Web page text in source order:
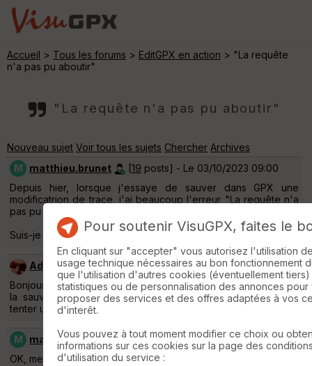
Accueil > Tous les forums > EditGPX en action > "La requête
n'a pas pu aboutir"
"La requête n'a pas pu aboutir"
Nouveau sujet Voir tous les sujets Chercher Archives
M
matthieu.brunet [19 posts] - Le 03/10/2023 09:00
Depuis hier, lorsque j'essaye de sauver dans GPX une
modificatrion de trace, j'ai beaucoup l'erreur "La requête n'a
pas pu aboutir".
Suis-je le seul ?
Admin [9196posts] - Le 03/10/2023 12:40
Bonjour, trace longue ? Réseau faiblard ? Vous pouvez utiliser
la sauvegarde locale pour ne pas perdre votre travail, et
tenter un enregistrement dans visugpx ultérieurement.
M matthieu.brunet [19posts] - Le 03/10/2023 22:38
OK, merci. Ça fonctionne mieux à présent.
Pour soutenir VisuGPX, faites le
En cliquant sur "accepter" vous autorisez l'utilisation
usage technique nécessaires au bon fonctionnement
que l'utilisation d'autres cookies (éventuellement
statistiques ou de personnalisation des annonces pour
proposer des services et des offres adaptées à vos
d'interêt.
Vous pouvez à tout moment modifier ce choix ou
informations sur ces cookies sur la page des
d'utilisation du service :